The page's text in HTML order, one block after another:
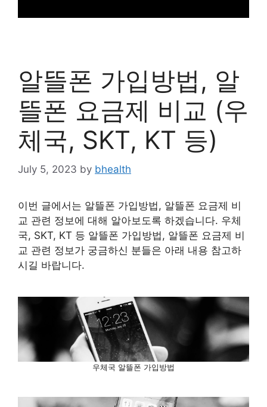
알뜰폰 가입방법, 알
뜰폰 요금제 비교 (우
체국, SKT, KT 등)
July 5, 2023 by bhealth
이번 글에서는 알뜰폰 가입방법, 알뜰폰 요금제 비
교 관련 정보에 대해 알아보도록 하겠습니다. 우체
국, SKT, KT 등 알뜰폰 가입방법, 알뜰폰 요금제 비
교 관련 정보가 궁금하신 분들은 아래 내용 참고하
시길 바랍니다.
우체국 알뜰폰 가입방법